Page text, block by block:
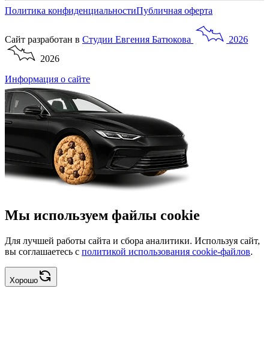
Политика конфиденциальностиПубличная оферта
Сайт разработан в Студии Евгения Батюкова
2026
2026
Информация о сайте
Мы используем файлы cookie
Для лучшей работы сайта и сбора аналитики. Используя сайт,
вы соглашаетесь с политикой использования cookie-файлов.
Хорошо